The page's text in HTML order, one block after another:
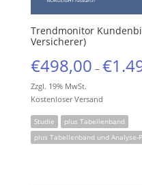
Trendmonitor
Versicherer)
€498,00 – €
Zzgl. 19% MwSt.
Kostenloser Versand
Studie
plus Tabellenband
plus Tabellenband und Analyse-